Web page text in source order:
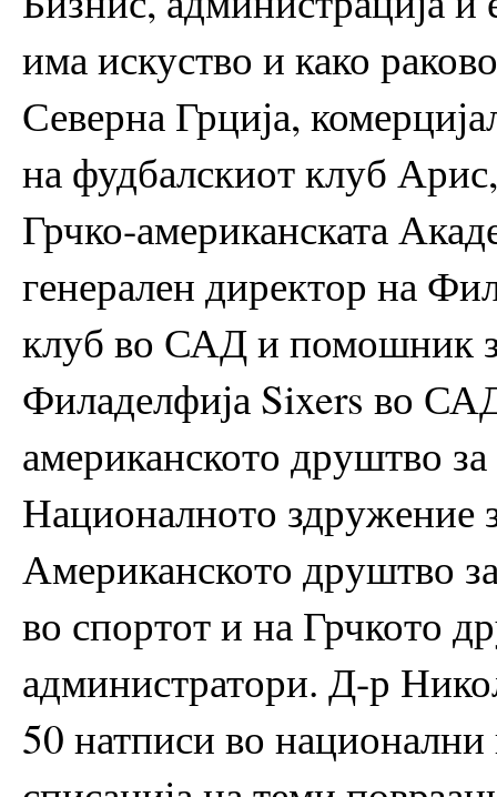
има искуство и како
Северна Грција,
на фудбалскиот клуб
Грчко-американската
генерален директор на
клуб во САД и помошник
Филаделфија Sixers во
американското друштво
Националното здружение
Американското друштво
во спортот и на Грчкото
администратори. Д-р
50 натписи во